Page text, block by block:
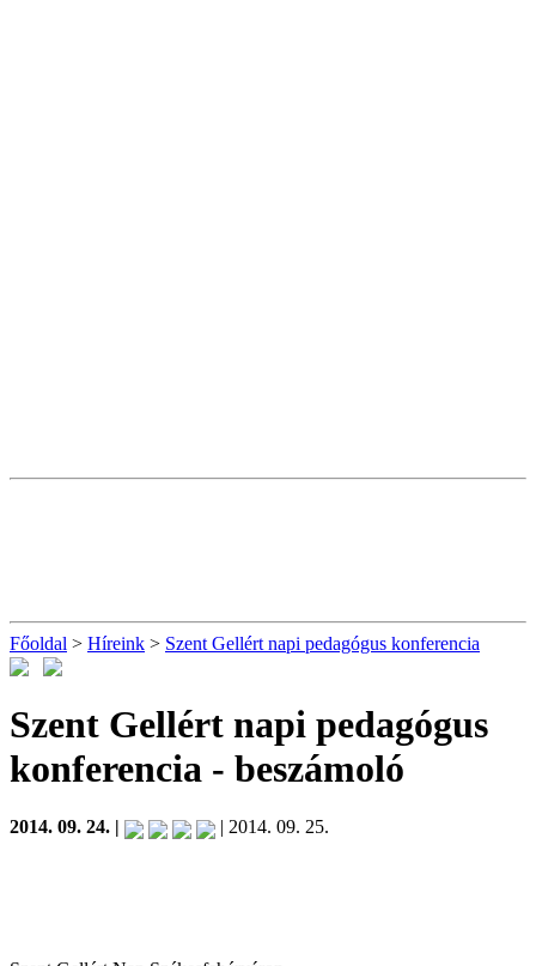
Főoldal > Híreink > Szent Gellért napi pedagógus konferencia
Szent Gellért napi pedagógus
konferencia - beszámoló
2014. 09. 24. | | 2014. 09. 25.